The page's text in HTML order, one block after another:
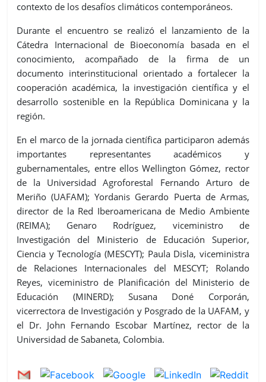
contexto de los desafíos climáticos contemporáneos.
Durante el encuentro se realizó el lanzamiento de la
Cátedra Internacional de Bioeconomía basada en el
conocimiento, acompañado de la firma de un
documento interinstitucional orientado a fortalecer la
cooperación académica, la investigación científica y el
desarrollo sostenible en la República Dominicana y la
región.
En el marco de la jornada científica participaron además
importantes representantes académicos y
gubernamentales, entre ellos Wellington Gómez, rector
de la Universidad Agroforestal Fernando Arturo de
Meriño (UAFAM); Yordanis Gerardo Puerta de Armas,
director de la Red Iberoamericana de Medio Ambiente
(REIMA); Genaro Rodríguez, viceministro de
Investigación del Ministerio de Educación Superior,
Ciencia y Tecnología (MESCYT); Paula Disla, viceministra
de Relaciones Internacionales del MESCYT; Rolando
Reyes, viceministro de Planificación del Ministerio de
Educación (MINERD); Susana Doné Corporán,
vicerrectora de Investigación y Posgrado de la UAFAM, y
el Dr. John Fernando Escobar Martínez, rector de la
Universidad de Sabaneta, Colombia.